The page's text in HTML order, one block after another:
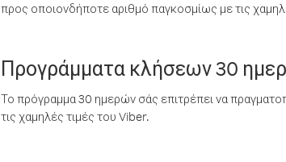
προς οποιονδήποτε αριθμό παγκοσμίως με τις
Προγράμματα κλήσεων 30
Το πρόγραμμα 30 ημερών σάς επιτρέπει να
τις χαμηλές τιμές του Viber.